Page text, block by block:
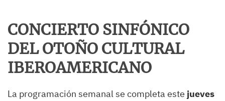
CONCIERTO SINFÓNICO
DEL OTOÑO CULTURAL
IBEROAMERICANO
La programación semanal se completa este jueves